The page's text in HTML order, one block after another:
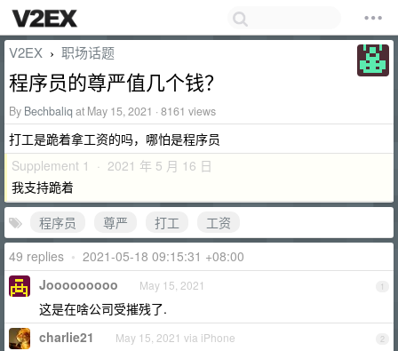
V2EX › 职场话题
程序员的尊严值几个钱？
By Bechbaliq at May 15, 2021 · 8161 views
打工是跪着拿工资的吗，哪怕是程序员
Supplement 1 · 2021 年 5 月 16 日
我支持跪着
程序员
尊严 打工
工资
49 replies • 2021-05-18 09:15:31 +08:00
1
Jooooooooo May 15, 2021
这是在啥公司受摧残了.
2
charlie21 May 15, 2021 via iPhone